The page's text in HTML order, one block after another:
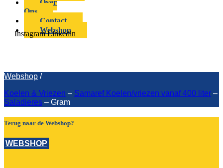
Over
Ons
Contact
Webshop
Instagram Linkedin
Webshop /
Koelen & Vriezen – Samaref Koelen/vriezen vanaf 400 liter –
Saladieres – Gram
Terug naar de Webshop?
WEBSHOP